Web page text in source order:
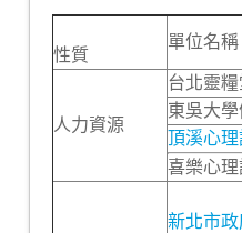
性質
單位名稱
人力資源
台北靈
東吳大
頂溪心
喜樂心
新北市